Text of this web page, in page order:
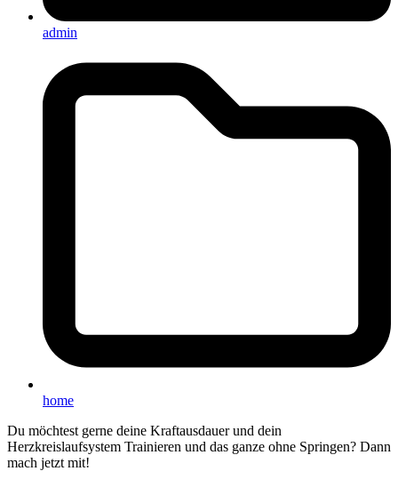
admin
home
Du möchtest gerne deine Kraftausdauer und dein
Herzkreislaufsystem Trainieren und das ganze ohne Springen? Dann
mach jetzt mit!